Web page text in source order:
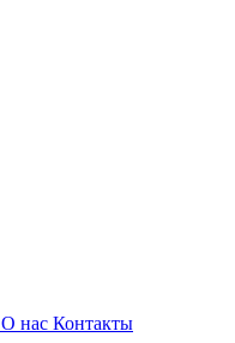
О нас Контакты